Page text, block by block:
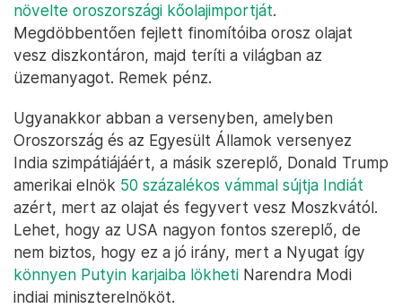
növelte oroszországi kőolajimportját.
Megdöbbentően fejlett finomítóiba orosz olajat
vesz diszkontáron, majd teríti a világban az
üzemanyagot. Remek pénz.
Ugyanakkor abban a versenyben, amelyben
Oroszország és az Egyesült Államok versenyez
India szimpátiájáért, a másik szereplő, Donald Trump
amerikai elnök 50 százalékos vámmal sújtja Indiát
azért, mert az olajat és fegyvert vesz Moszkvától.
Lehet, hogy az USA nagyon fontos szereplő, de
nem biztos, hogy ez a jó irány, mert a Nyugat így
könnyen Putyin karjaiba lökheti Narendra Modi
indiai miniszterelnököt.